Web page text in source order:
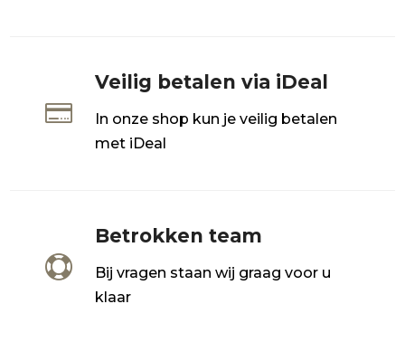

Veilig betalen via iDeal
In onze shop kun je veilig betalen
met iDeal

Betrokken team
Bij vragen staan wij graag voor u
klaar